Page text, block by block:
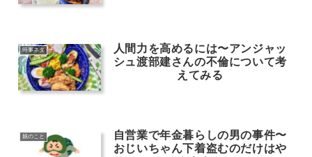
時事ネタ
人間力を高めるには〜アンジャッ
シュ渡部建さんの不倫について考
えてみる
娘のこと
自営業で年金暮らしの男の事件〜
おじいちゃん下着盗むのだけはや